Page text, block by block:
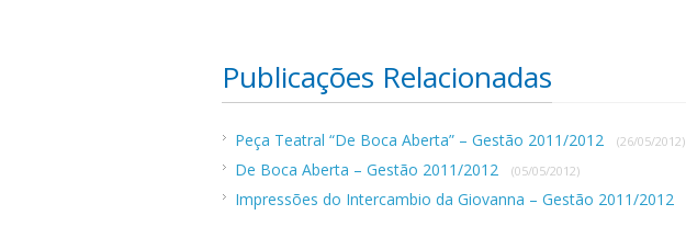
Publicações Relacionadas
Peça Teatral “De Boca Aberta” – Gestão 2011/2012 (26/05/2012)
De Boca Aberta – Gestão 2011/2012 (05/05/2012)
Impressões do Intercambio da Giovanna – Gestão 2011/2012